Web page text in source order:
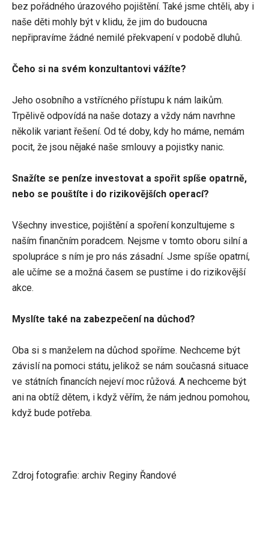
bez pořádného úrazového pojištění. Také jsme chtěli, aby i
naše děti mohly být v klidu, že jim do budoucna
nepřipravíme žádné nemilé překvapení v podobě dluhů.
Čeho si na svém konzultantovi vážíte?
Jeho osobního a vstřícného přístupu k nám laikům.
Trpělivě odpovídá na naše dotazy a vždy nám navrhne
několik variant řešení. Od té doby, kdy ho máme, nemám
pocit, že jsou nějaké naše smlouvy a pojistky nanic.
Snažíte se peníze investovat a spořit spíše opatrně,
nebo se pouštíte i do rizikovějších operací?
Všechny investice, pojištění a spoření konzultujeme s
naším finančním poradcem. Nejsme v tomto oboru silní a
spolupráce s ním je pro nás zásadní. Jsme spíše opatrní,
ale učíme se a možná časem se pustíme i do rizikovější
akce.
Myslíte také na zabezpečení na důchod?
Oba si s manželem na důchod spoříme. Nechceme být
závislí na pomoci státu, jelikož se nám současná situace
ve státních financích nejeví moc růžová. A nechceme být
ani na obtíž dětem, i když věřím, že nám jednou pomohou,
když bude potřeba.
Zdroj fotografie: archiv Reginy Řandové